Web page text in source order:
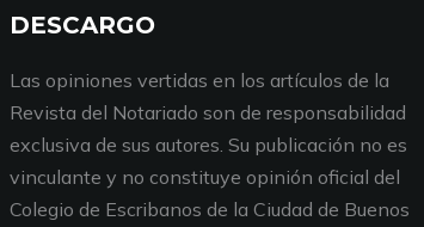
DESCARGO
Las opiniones vertidas en los artículos de la
Revista del Notariado son de responsabilidad
exclusiva de sus autores. Su publicación no es
vinculante y no constituye opinión oficial del
Colegio de Escribanos de la Ciudad de Buenos